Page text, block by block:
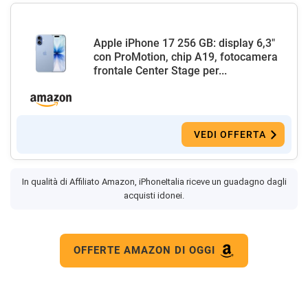
Apple iPhone 17 256 GB: display 6,3"
con ProMotion, chip A19, fotocamera
frontale Center Stage per...
VEDI OFFERTA
In qualità di Affiliato Amazon, iPhoneItalia riceve un guadagno dagli
acquisti idonei.
OFFERTE AMAZON DI OGGI